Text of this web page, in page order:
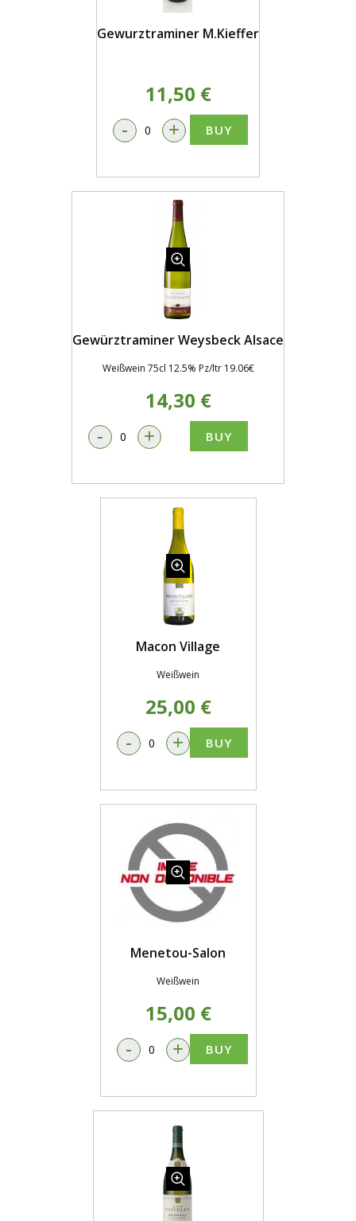
Gewurztraminer M.Kieffer
11,50 €
- + BUY
Gewürztraminer Weysbeck Alsace
Weißwein 75cl 12.5% Pz/ltr 19.06€
14,30 €
- + BUY
Macon Village
Weißwein
25,00 €
- + BUY
Menetou-Salon
Weißwein
15,00 €
- + BUY